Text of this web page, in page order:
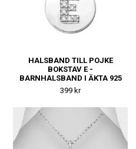
HALSBAND TILL POJKE
BOKSTAV E -
BARNHALSBAND I ÄKTA 925
SILVER
399 kr